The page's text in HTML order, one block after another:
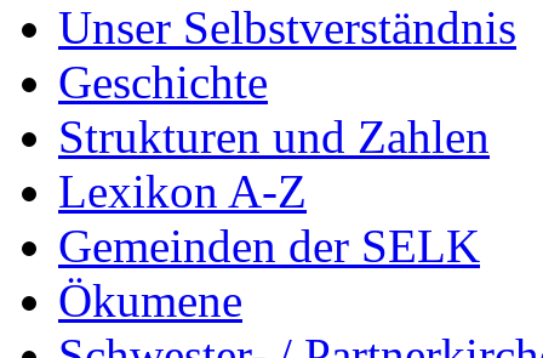
Unser Selbstverständnis
Geschichte
Strukturen und Zahlen
Lexikon A-Z
Gemeinden der SELK
Ökumene